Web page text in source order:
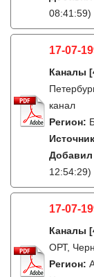
08:41:59)
17-07-
Каналы
канал
Регион:
Добавил
12:54:29)
17-07-
Каналы
ОРТ,
Регион: